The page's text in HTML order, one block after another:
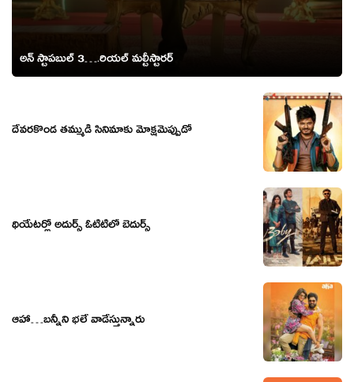
అన్ స్టాపబుల్ 3….రియల్ మల్టీస్టారర్
దేవరకొండ తమ్ముడి సినిమాకు మోక్షమెప్పుడో
థియేటర్లో అదుర్స్ ఓటిటిలో బెదుర్స్
ఆహా…బన్నీని భలే వాడేస్తున్నారు